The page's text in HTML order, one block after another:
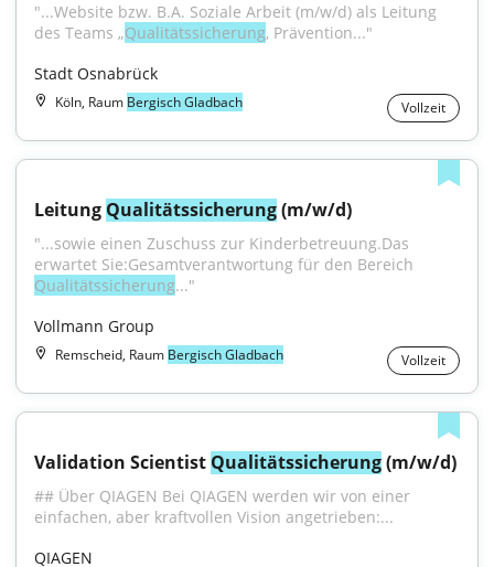
"...Website bzw. B.A. Soziale Arbeit (m/w/d) als Leitung
des Teams „Qualitätssicherung, Prävention..."
Stadt Osnabrück
Köln, Raum Bergisch Gladbach Vollzeit
Leitung Qualitätssicherung (m/w/d)
"...sowie einen Zuschuss zur Kinderbetreuung.Das
Qualitätssicherung..."
Vollmann Group
Remscheid, Raum Bergisch Gladbach Vollzeit
Validation Scientist Qualitätssicherung (m/w/d)
## Über QIAGEN Bei QIAGEN werden wir von einer
einfachen, aber kraftvollen Vision angetrieben:...
QIAGEN